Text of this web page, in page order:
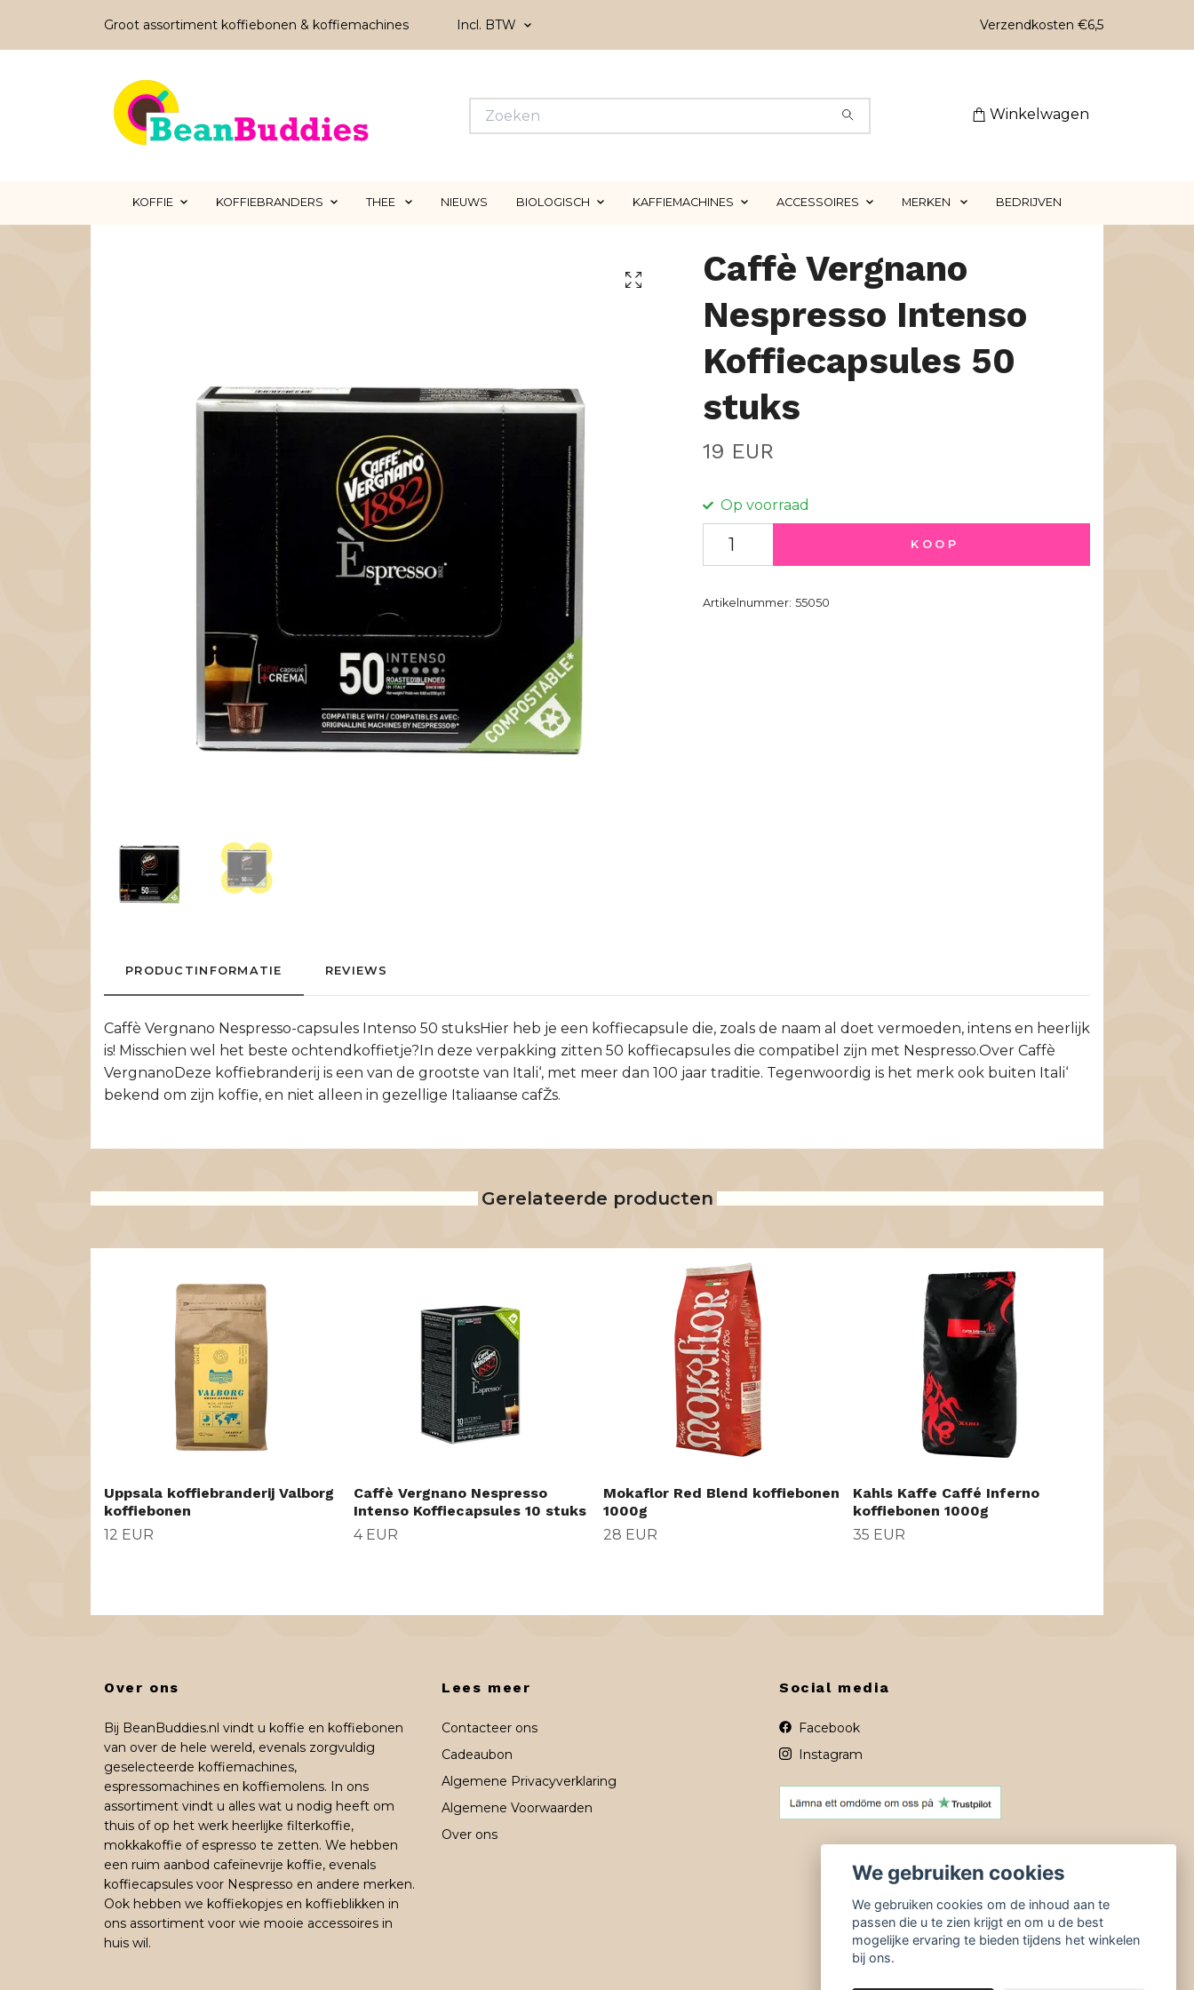
Groot assortiment koffiebonen & koffiemachines Incl. BTW Verzendkosten €6,5
Winkelwagen
KOFFIE KOFFIEBRANDERS THEE NIEUWS BIOLOGISCH KAFFIEMACHINES ACCESSOIRES MERKEN BEDRIJVEN
Caffè Vergnano
Nespresso Intenso
Koffiecapsules 50
stuks
19 EUR
Op voorraad
KOOP
Artikelnummer: 55050
PRODUCTINFORMATIE REVIEWS
Caffè Vergnano Nespresso-capsules Intenso 50 stuksHier heb je een koffiecapsule die, zoals de naam al doet vermoeden, intens en heerlijk
is! Misschien wel het beste ochtendkoffietje?In deze verpakking zitten 50 koffiecapsules die compatibel zijn met Nespresso.Over Caffè
VergnanoDeze koffiebranderij is een van de grootste van Itali‘, met meer dan 100 jaar traditie. Tegenwoordig is het merk ook buiten Itali‘
bekend om zijn koffie, en niet alleen in gezellige Italiaanse cafŽs.
Gerelateerde producten
Uppsala koffiebranderij Valborg
koffiebonen
12 EUR
Caffè Vergnano Nespresso
Intenso Koffiecapsules 10 stuks
4 EUR
Mokaflor Red Blend koffiebonen
1000g
28 EUR
Kahls Kaffe Caffé Inferno
koffiebonen 1000g
35 EUR
Over ons
Bij BeanBuddies.nl vindt u koffie en koffiebonen
van over de hele wereld, evenals zorgvuldig
geselecteerde koffiemachines,
espressomachines en koffiemolens. In ons
assortiment vindt u alles wat u nodig heeft om
thuis of op het werk heerlijke filterkoffie,
mokkakoffie of espresso te zetten. We hebben
een ruim aanbod cafeïnevrije koffie, evenals
koffiecapsules voor Nespresso en andere merken.
Ook hebben we koffiekopjes en koffieblikken in
ons assortiment voor wie mooie accessoires in
huis wil.
Lees meer
Contacteer ons
Cadeaubon
Algemene Privacyverklaring
Algemene Voorwaarden
Over ons
Social media
Facebook
Instagram
We gebruiken cookies
We gebruiken cookies om de inhoud aan te
passen die u te zien krijgt en om u de best
mogelijke ervaring te bieden tijdens het winkelen
bij ons.